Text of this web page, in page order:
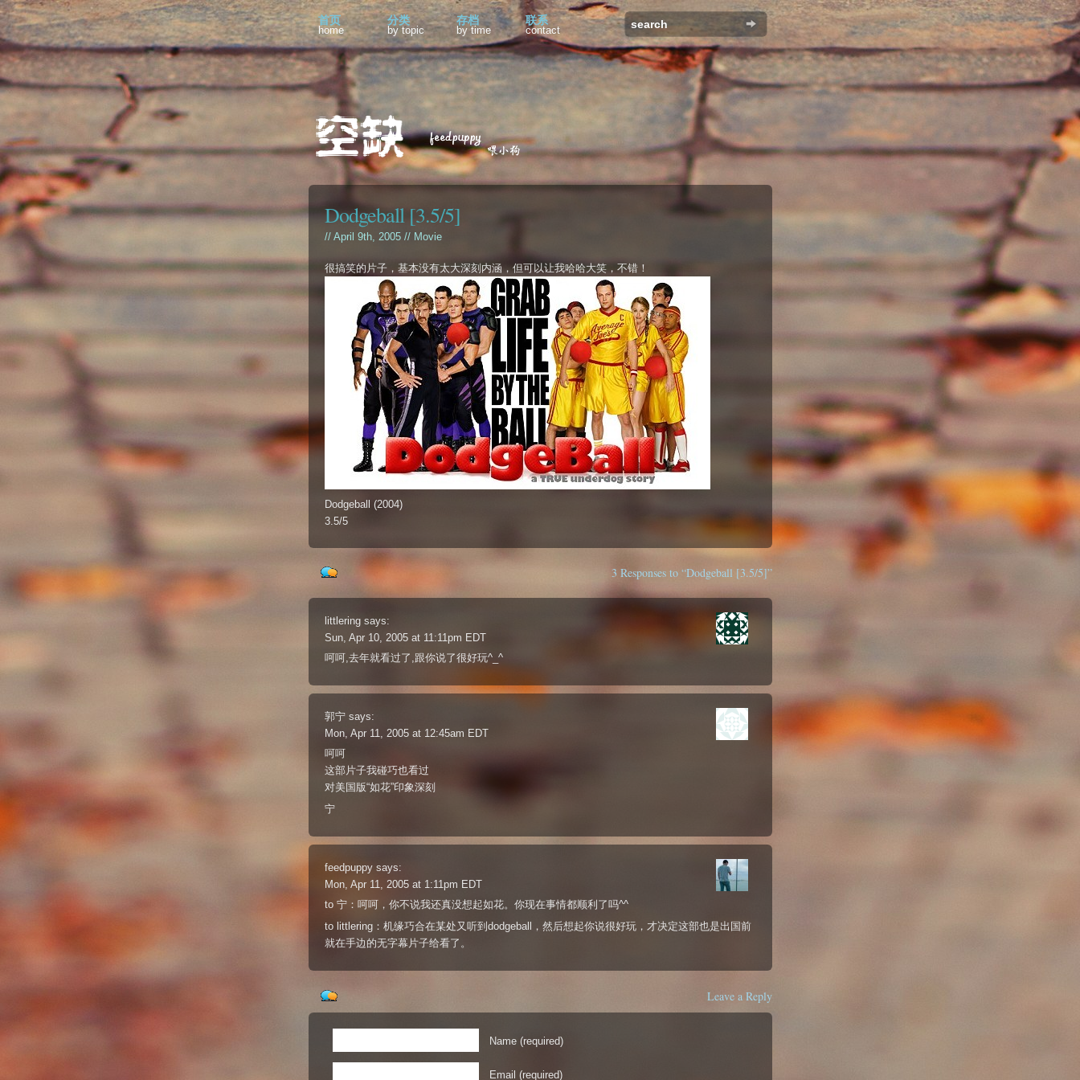
首页
home
分类
by topic
存档
by time
联系
contact
Dodgeball [3.5/5]
// April 9th, 2005 // Movie
很搞笑的片子，基本没有太大深刻内涵，但可以让我哈哈大笑，不错！
Dodgeball (2004)
3.5/5
3 Responses to “Dodgeball [3.5/5]”
littlering says:
Sun, Apr 10, 2005 at 11:11pm EDT
呵呵,去年就看过了,跟你说了很好玩^_^
郭宁 says:
Mon, Apr 11, 2005 at 12:45am EDT
呵呵
这部片子我碰巧也看过
对美国版“如花”印象深刻
宁
feedpuppy says:
Mon, Apr 11, 2005 at 1:11pm EDT
to 宁：呵呵，你不说我还真没想起如花。你现在事情都顺利了吗^^
to littlering：机缘巧合在某处又听到dodgeball，然后想起你说很好玩，才决定这部也是出国前
就在手边的无字幕片子给看了。
Leave a Reply
Name (required)
Email (required)